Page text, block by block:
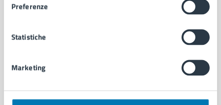
Preferenze
Statistiche
Marketing
Comune di Napoli
AMMINISTRAZIONE
Organi di governo